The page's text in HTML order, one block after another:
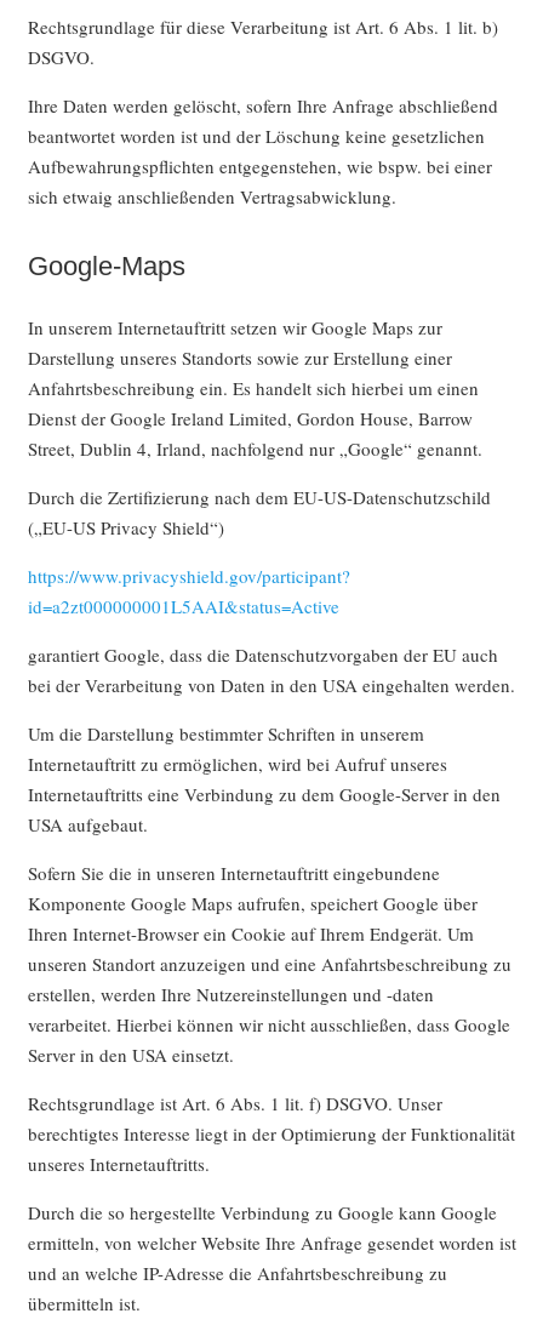
Rechtsgrundlage für diese Verarbeitung ist Art. 6 Abs. 1 lit. b)
DSGVO.
Ihre Daten werden gelöscht, sofern Ihre Anfrage abschließend
beantwortet worden ist und der Löschung keine gesetzlichen
Aufbewahrungspflichten entgegenstehen, wie bspw. bei einer
sich etwaig anschließenden Vertragsabwicklung.
Google-Maps
In unserem Internetauftritt setzen wir Google Maps zur
Darstellung unseres Standorts sowie zur Erstellung einer
Anfahrtsbeschreibung ein. Es handelt sich hierbei um einen
Dienst der Google Ireland Limited, Gordon House, Barrow
Street, Dublin 4, Irland, nachfolgend nur „Google“ genannt.
Durch die Zertifizierung nach dem EU-US-Datenschutzschild
(„EU-US Privacy Shield“)
https://www.privacyshield.gov/participant?
id=a2zt000000001L5AAI&status=Active
garantiert Google, dass die Datenschutzvorgaben der EU auch
bei der Verarbeitung von Daten in den USA eingehalten werden.
Um die Darstellung bestimmter Schriften in unserem
Internetauftritt zu ermöglichen, wird bei Aufruf unseres
Internetauftritts eine Verbindung zu dem Google-Server in den
USA aufgebaut.
Sofern Sie die in unseren Internetauftritt eingebundene
Komponente Google Maps aufrufen, speichert Google über
Ihren Internet-Browser ein Cookie auf Ihrem Endgerät. Um
unseren Standort anzuzeigen und eine Anfahrtsbeschreibung zu
erstellen, werden Ihre Nutzereinstellungen und -daten
verarbeitet. Hierbei können wir nicht ausschließen, dass Google
Server in den USA einsetzt.
Rechtsgrundlage ist Art. 6 Abs. 1 lit. f) DSGVO. Unser
berechtigtes Interesse liegt in der Optimierung der Funktionalität
unseres Internetauftritts.
Durch die so hergestellte Verbindung zu Google kann Google
ermitteln, von welcher Website Ihre Anfrage gesendet worden ist
und an welche IP-Adresse die Anfahrtsbeschreibung zu
übermitteln ist.